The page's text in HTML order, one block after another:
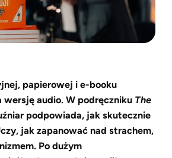
papierowej i e-booku
wersję audio. W podręczniku The
podpowiada, jak skutecznie
jak zapanować nad strachem,
Po dużym